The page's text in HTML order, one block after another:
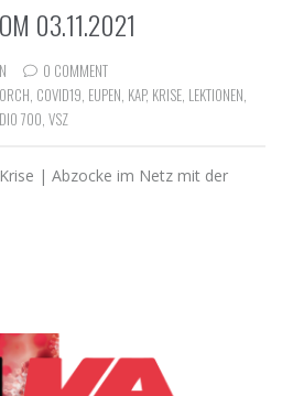
03.11.2021
0 COMMENT
, COVID19, EUPEN, KAP, KRISE, LEKTIONEN,
700, VSZ
| Abzocke im Netz mit der